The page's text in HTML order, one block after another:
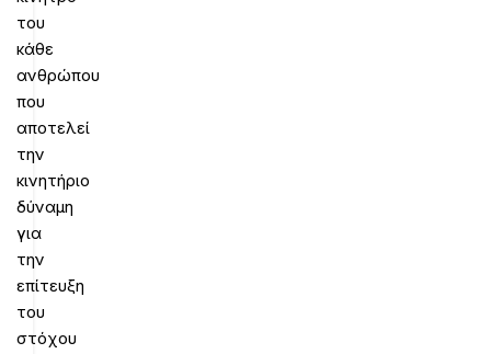
του
κάθε
ανθρώπου
που
αποτελεί
την
κινητήριο
δύναμη
για
την
επίτευξη
του
στόχου